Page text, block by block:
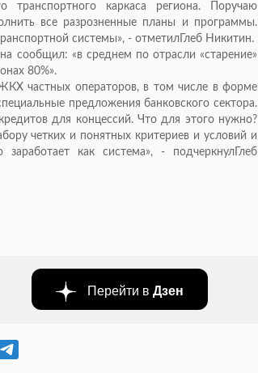
транспортного каркаса региона. Поручаю
все разрозненные планы и программы.
системы», - отметилГлеб Никитин.
сообщил: «в среднем по отрасли «старение»
80%».
частных операторов, в том числе в форме
предложения банковского сектора.
для концессий. Что для этого нужно?
четких и понятных критериев и условий и
как система», - подчеркнулГлеб
Перейти в Дзен